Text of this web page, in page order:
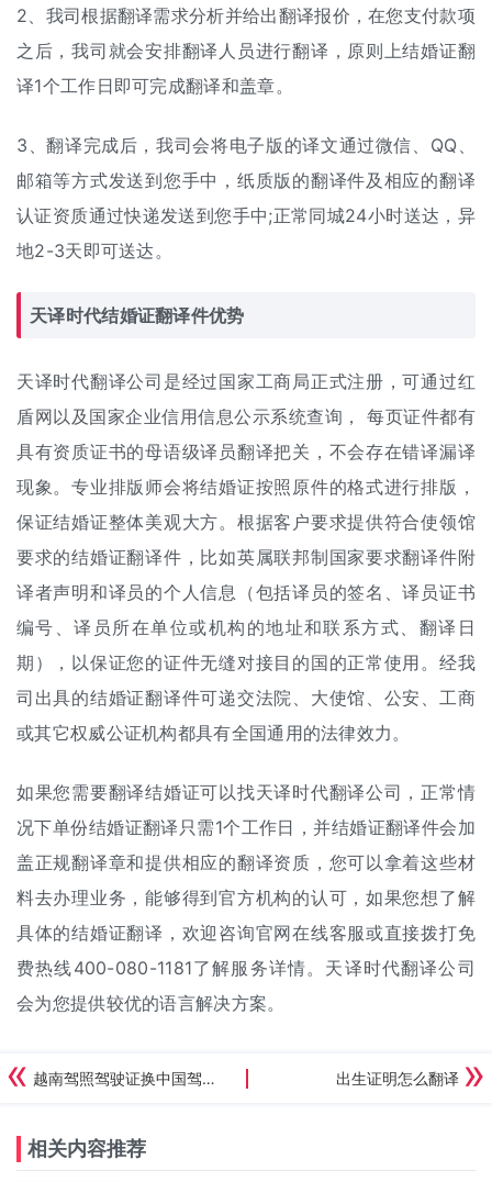
2、我司根据翻译需求分析并给出翻译报价 ，在您支付款项
之后，我司就会安排翻译人员进行翻译，原则上结婚证翻
译1个工作日即可完成翻译和盖章。
3、翻译完成后，我司会将电子版的译文通过微信、QQ、
邮箱等方式发送到您手中，纸质版的翻译件及相应的翻译
认证资质通过快递发送到您手中;正常同城24小时送达，异
地2-3天即可送达。
天译时代结婚证翻译件优势
天译时代翻译公司是经过国家工商局正式注册，可通过红
盾网以及国家企业信用信息公示系统查询， 每页证件都有
具有资质证书的母语级译员翻译把关，不会存在错译漏译
现象。专业排版师会将结婚证按照原件的格式进行排版，
保证结婚证整体美观大方。根据客户要求提供符合使领馆
要求的结婚证翻译件，比如英属联邦制国家要求翻译件附
译者声明和译员的个人信息（包括译员的签名、译员证书
编号、译员所在单位或机构的地址和联系方式、翻译日
期），以保证您的证件无缝对接目的国的正常使用。经我
司出具的结婚证翻译件可递交法院、大使馆、公安、工商
或其它权威公证机构都具有全国通用的法律效力。
如果您需要翻译结婚证可以找天译时代翻译公司，正常情
况下单份结婚证翻译只需1个工作日，并结婚证翻译件会加
盖正规翻译章和提供相应的翻译资质，您可以拿着这些材
料去办理业务，能够得到官方机构的认可，如果您想了解
具体的结婚证翻译，欢迎咨询官网在线客服或直接拨打免
费热线400-080-1181了解服务详情。天译时代翻译公司
会为您提供较优的语言解决方案。
越南驾照驾驶证换中国驾照流程 出生证明怎么翻译
相关内容推荐